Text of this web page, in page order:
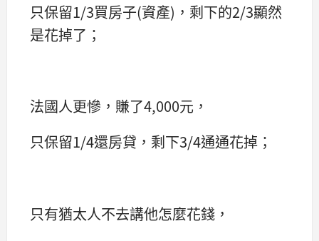
只保留1/3買房子(資產)，剩下的2/3顯然
是花掉了；
法國人更慘，賺了4,000元，
只保留1/4還房貸，剩下3/4通通花掉；
只有猶太人不去講他怎麼花錢，